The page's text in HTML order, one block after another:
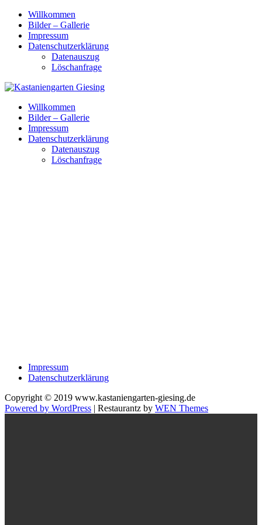
Skip
content
Willkommen
Bilder – Gallerie
Impressum
Datenschutzerklärung
Datenauszug
Löschanfrage
Willkommen
Bilder – Gallerie
Impressum
Datenschutzerklärung
Datenauszug
Löschanfrage
Impressum
Datenschutzerklärung
Copyright © 2019 www.kastaniengarten-giesing.de
Powered by WordPress | Restaurantz by WEN Themes